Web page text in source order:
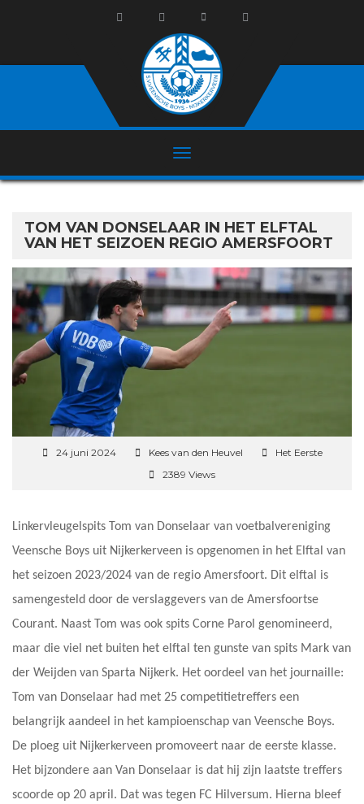
TOM VAN DONSELAAR IN HET ELFTAL
VAN HET SEIZOEN REGIO AMERSFOORT
24 juni 2024 Kees van den Heuvel
Het Eerste
2389 Views
Linkervleugelspits Tom van Donselaar van voetbalvereniging
Veensche Boys uit Nijkerkerveen is opgenomen in het Elftal van
het seizoen 2023/2024 van de regio Amersfoort. Dit elftal is
samengesteld door de verslaggevers van de Amersfoortse
Courant. Naast Tom was ook spits Corne Parol genomineerd,
maar die viel net buiten het elftal ten gunste van spits Mark van
der Weijden van Sparta Nijkerk. Het oordeel van het journaille:
Tom van Donselaar had met 25 competitietreffers een
belangrijk aandeel in het kampioenschap van Veensche Boys.
De ploeg uit Nijkerkerveen promoveert naar de eerste klasse.
Het bijzondere aan Van Donselaar is dat hij zijn laatste treffers
scoorde op 20 april. Dat was tegen FC Hilversum. Hierna bleef